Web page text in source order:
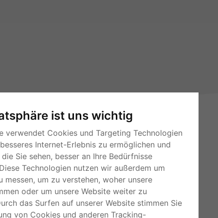
ist uns wichtig
verwendet Cookies und Targeting Technologien
Internet-Erlebnis zu ermöglichen und
Sie sehen, besser an Ihre Bedürfnisse
Technologien nutzen wir außerdem um
messen, um zu verstehen, woher unsere
oder um unsere Website weiter zu
das Surfen auf unserer Website stimmen Sie
von Cookies und anderen Tracking-
RSS-Feeds
Für Webmaster
Kleinanzeigen-Österreich